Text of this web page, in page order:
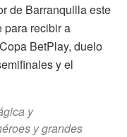
de Barranquilla este
para recibir a
BetPlay, duelo
y el
y
y grandes